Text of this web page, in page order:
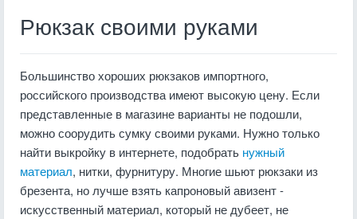
Рюкзак своими руками
Большинство хороших рюкзаков импортного,
российского производства имеют высокую цену. Если
представленные в магазине варианты не подошли,
можно соорудить сумку своими руками. Нужно только
найти выкройку в интернете, подобрать нужный
материал, нитки, фурнитуру. Многие шьют рюкзаки из
брезента, но лучше взять капроновый авизент -
искусственный материал, который не дубеет, не